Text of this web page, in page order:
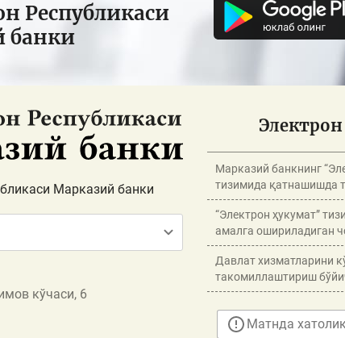
Республикаси
банки
Марказий банки
кўчаси, 6
Марказий банкнинг
тизимида қатнашишда
“Электрон ҳукумат”
амалга ошириладиган
Давлат хизматларини
такомиллаштириш
Матнда